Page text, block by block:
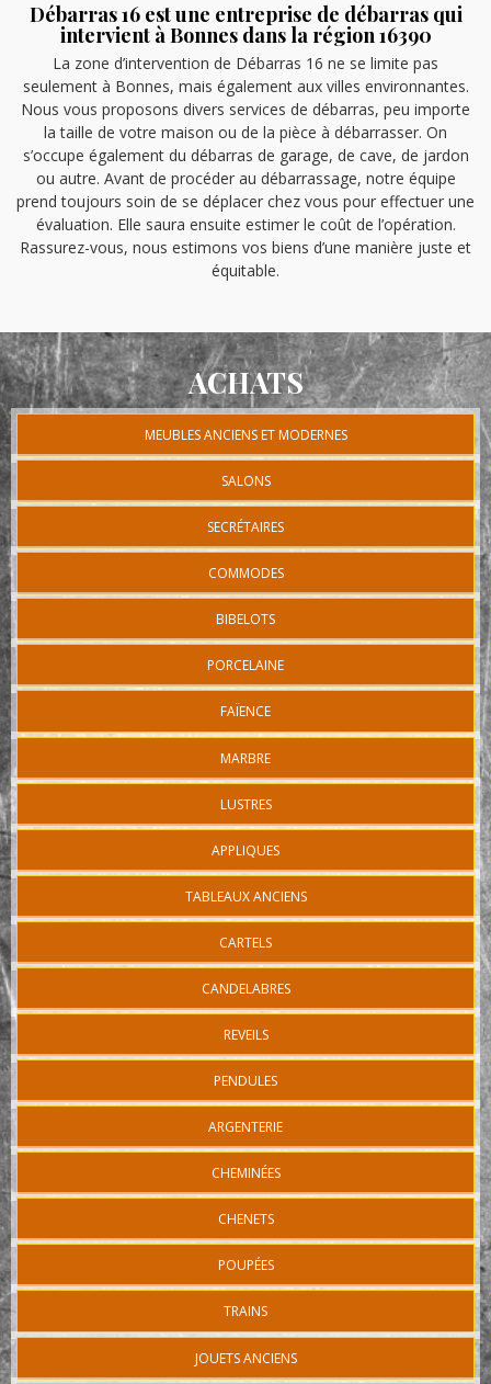
Débarras 16 est une entreprise de débarras qui
intervient à Bonnes dans la région 16390
La zone d’intervention de Débarras 16 ne se limite pas
seulement à Bonnes, mais également aux villes environnantes.
Nous vous proposons divers services de débarras, peu importe
la taille de votre maison ou de la pièce à débarrasser. On
s’occupe également du débarras de garage, de cave, de jardon
ou autre. Avant de procéder au débarrassage, notre équipe
prend toujours soin de se déplacer chez vous pour effectuer une
évaluation. Elle saura ensuite estimer le coût de l’opération.
Rassurez-vous, nous estimons vos biens d’une manière juste et
équitable.
ACHATS
MEUBLES ANCIENS ET MODERNES
SALONS
SECRÉTAIRES
COMMODES
BIBELOTS
PORCELAINE
FAÏENCE
MARBRE
LUSTRES
APPLIQUES
TABLEAUX ANCIENS
CARTELS
CANDELABRES
REVEILS
PENDULES
ARGENTERIE
CHEMINÉES
CHENETS
POUPÉES
TRAINS
JOUETS ANCIENS